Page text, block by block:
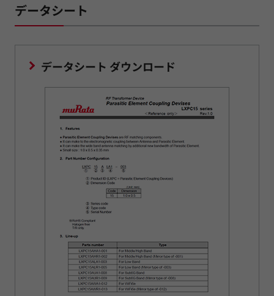
データシート
データシート ダウンロード